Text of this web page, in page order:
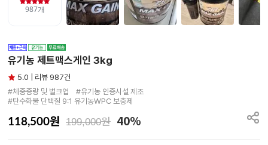
유기농 제트맥스게인 3kg
5.0 | 리뷰 987건
#체중증량 및 벌크업　#유기농 인증시설 제조
#탄수화물 단백질 9:1 유기농WPC 보충제
118,500원 199,000원 40%